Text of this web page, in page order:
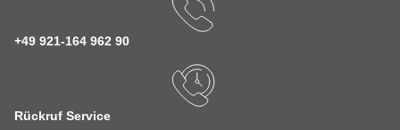
+49 921-164 962 90
Rückruf Service